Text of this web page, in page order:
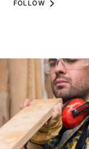
FOLLOW